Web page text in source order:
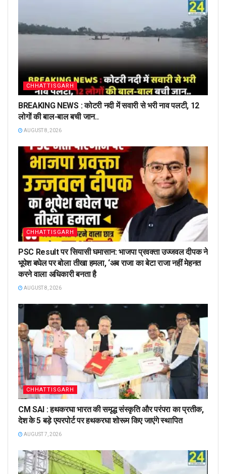
CHHATTISGARH
BREAKING NEWS : कोटरी नदी में सवारी से भरी नाव पलटी, 12
लोगों की बाल-बाल बची जान..
AUGUST 8, 2026
CHHATTISGARH
PSC Result पर सियासी घमासान: भाजपा प्रवक्ता उज्जवल दीपक ने
भूपेश बघेल पर बोला तीखा हमला, ‘अब राजा का बेटा राजा नहीं मेहनत
करने वाला अधिकारी बनता है
AUGUST 8, 2026
CHHATTISGARH
CM SAI : हथकरघा भारत की समृद्ध संस्कृति और परंपरा का प्रतीक,
देश के 5 बड़े एयरपोर्ट पर हथकरघा शोरूम किए जाएंगे स्थापित
AUGUST 7, 2026